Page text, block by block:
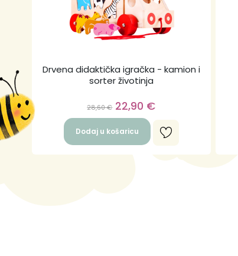
Drvena didaktička igračka - kamion i
sorter životinja
28,60€ 22,90 €
Dodaj u košaricu